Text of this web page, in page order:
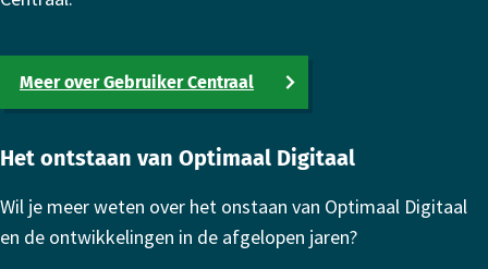
Meer over Gebruiker Centraal
Het ontstaan van Optimaal Digitaal
Wil je meer weten over het onstaan van Optimaal Digitaal
en de ontwikkelingen in de afgelopen jaren?